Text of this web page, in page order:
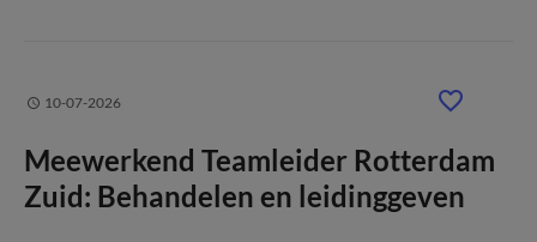
10-07-2026
Meewerkend Teamleider Rotterdam
Zuid: Behandelen en leidinggeven